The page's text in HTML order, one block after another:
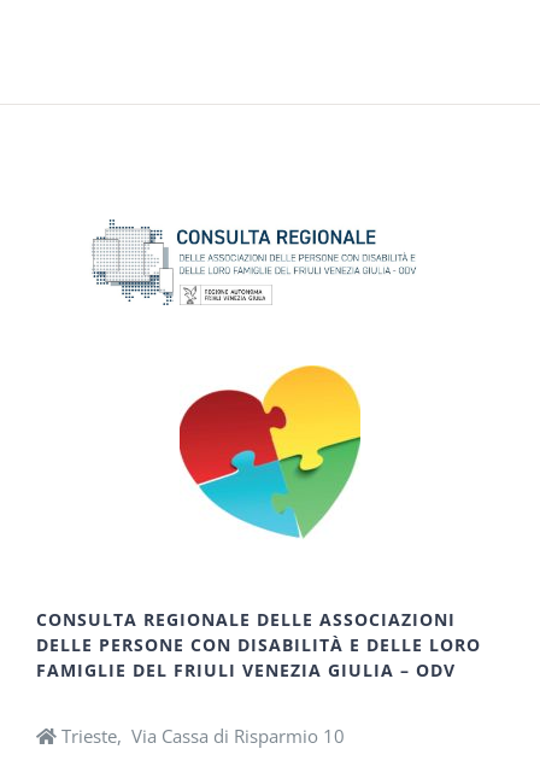
CONSULTA REGIONALE DELLE ASSOCIAZIONI
DELLE PERSONE CON DISABILITÀ E DELLE LORO
FAMIGLIE DEL FRIULI VENEZIA GIULIA – ODV
Trieste, Via Cassa di Risparmio 10